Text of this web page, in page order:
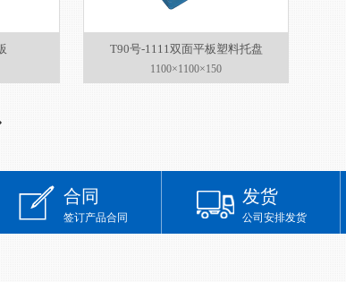
T90号-1111双面平板塑料托盘
1100×1100×150
合同
签订产品合同
发货
公司安排发货